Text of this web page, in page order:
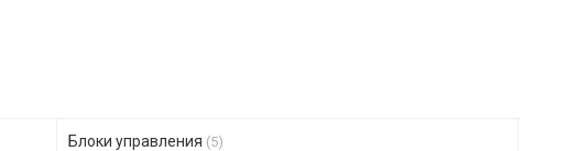
Блоки управления (5)